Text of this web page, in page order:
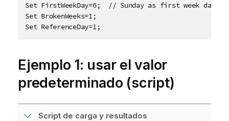
Set FirstWeekDay=6;  // Sunday as first week day
Set BrokenWeeks=1;
Set ReferenceDay=1;
Ejemplo 1: usar el valor
predeterminado (script)
Script de carga y resultados